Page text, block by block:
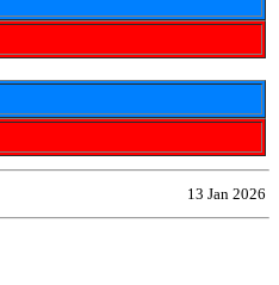
13 Jan 2026